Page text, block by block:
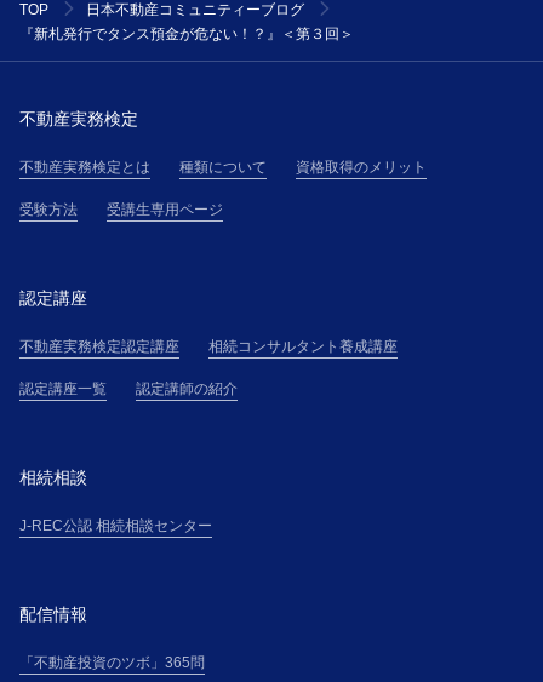
TOP
日本不動産コミュニティーブログ
『新札発行でタンス預金が危ない！？』＜第３回＞
不動産実務検定
不動産実務検定とは 種類について 資格取得のメリット
受験方法 受講生専用ページ
認定講座
不動産実務検定認定講座 相続コンサルタント養成講座
認定講座一覧 認定講師の紹介
相続相談
J-REC公認 相続相談センター
配信情報
「不動産投資のツボ」365問